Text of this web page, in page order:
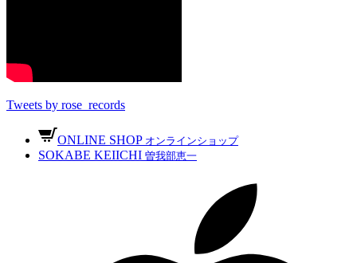
Tweets by rose_records
ONLINE SHOP オンラインショップ
SOKABE KEIICHI 曽我部恵一